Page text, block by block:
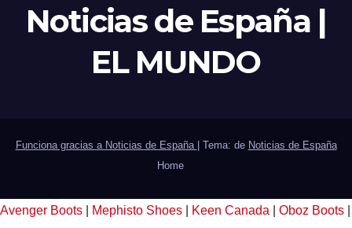
Noticias de España |
EL MUNDO
Funciona gracias a Noticias de España Tema: de Noticias de España
Home
Avenger Boots Mephisto Shoes Keen Canada Oboz Boots